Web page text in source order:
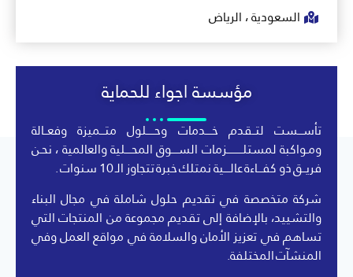
السعودية ، الرياض
مؤسسة اجواء للحماية
تأســـست لتــقدم خــــدمات وحـــــلول متـــميزة وفعــالة
ومـواكبة لمستلــــــــــزمات الســــوق المحــــلية والعالمية ، نحـن
فريــق ذو كفـــاءة عالــــية نمتلك خبرة تتجاوز الـ 10 سنوات .
شركة متخصصة في تقديم حلول شاملة في مجال البناء
والتشييد، بالإضافة إلى تقديم مجموعة من المنتجات التي
تساهم في تعزيز الأمان والسلامة في مواقع العمل وفي
المنشآت المختلفة.